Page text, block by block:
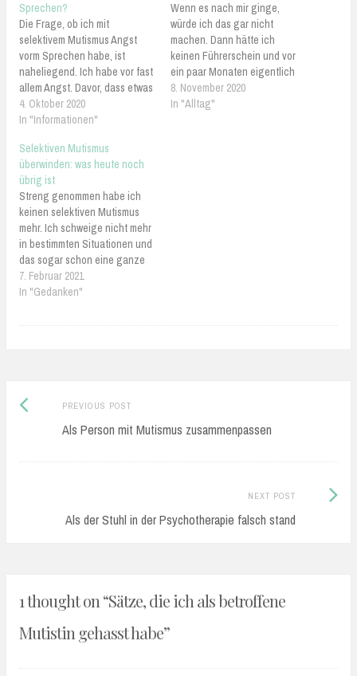
Sprechen?
Die Frage, ob ich mit
selektivem Mutismus Angst
vorm Sprechen habe, ist
naheliegend. Ich habe vor fast
allem Angst. Davor, dass etwas
passiert. Egal was. Es könnte
viel passieren. Es gibt
Menschen und deshalb auch
unzählige Möglichkeiten, wie
man am besten reagieren
müsste. Ich habe also Angst…
4. Oktober 2020
In "Informationen"
Wenn es nach mir ginge,
würde ich das gar nicht
machen. Dann hätte ich
keinen Führerschein und vor
ein paar Monaten eigentlich
auch gar kein Auto gekauft.
Ein Auto ist allerdings in
8. November 2020
In "Alltag"
Selektiven Mutismus
überwinden: was heute noch
übrig ist
Streng genommen habe ich
keinen selektiven Mutismus
mehr. Ich schweige nicht mehr
in bestimmten Situationen und
das sogar schon eine ganze
Weile nicht. Allerdings kann
ich noch nicht allzu lange
überwunden habe. Das
7. Februar 2021
In "Gedanken"
Post
navigation
PREVIOUS POSTPrevious
post:
Als Person mit Mutismus zusammenpassen
NEXT POST
Als der Stuhl in der Psychotherapie falsch stand
Next
1 thought on “Sätze, die ich als betroffene
Mutistin gehasst habe”